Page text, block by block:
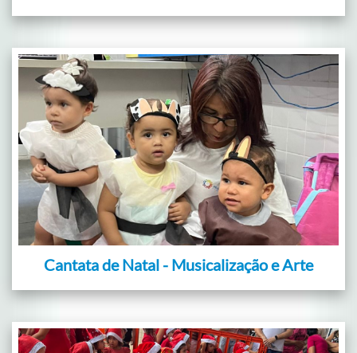
Cantata de Natal - Musicalização e Arte